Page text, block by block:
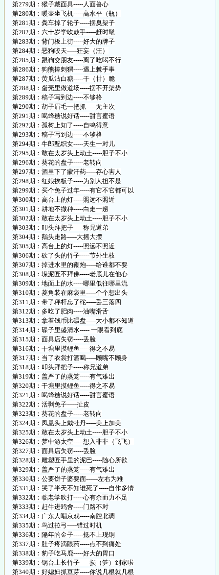
第279期：猴子戴面具-----人面兽心
第280期：暖壶坐飞机-----高水平（瓶）
第281期：粪车掉了轮子-----摆臭架子
第282期：六十岁学吹鼓手-----赶时髦
第283期：背门板上街-----好大的牌子
第284期：恶狗咬天-----狂妄（汪）
第285期：跟狗交朋友-----离了吃喝不行
第286期：狗熊捧刺猬-----遇上棘手事
第287期：黄瓜沾白糖-----干（甘）脆
第288期：蛋壳里做道场-----摆不开架势
第289期：稿子写到边-----不够格
第290期：胡子眉毛一把抓-----无主次
第291期：喝蜂糖说好话-----甜言蜜语
第292期：孤树上知了-----自鸣得意
第293期：稿子写到边-----不够格
第294期：牛郎配织女-----天生一对儿
第295期：敢在太岁头上动土-----胆子不小
第296期：葵花的盘子-----老转向
第297期：酒里下了蒙汗药-----存心害人
第298期：红娘挨板子-----为别人担不是
第299期：买个兔子过年-----有它不它都可以
第300期：高台上的灯-----照远不照近
第301期：耕地不撒种-----白走一趟
第302期：敢在太岁头上动土-----胆子不小
第303期：叩头拜把子-----称兄道弟
第304期：鹅头走路-----大摇大摆
第305期：高台上的灯-----照远不照近
第306期：砍了头的竹子-----节外生枝
第307期：掉进水里的鞭炮-----给谁都不要
第308期：垛泥匠不拜佛-----老底儿在他心
第309期：地面上的水-----哪里低往哪里流
第310期：菱角装在麻袋里-----个个想出头
第311期：带了秤杆忘了砣-----丢三落四
第312期：多吃了肥肉-----油嘴滑舌
第313期：拿着钱币比碾盘-----大小都不知道
第314期：碟子里盛清水----- 一眼看到底
第315期：面具店失窃-----丢脸
第316期：干塘里摸鲤鱼-----得之不易
第317期：当了衣裳打酒喝-----顾嘴不顾身
第318期：叩头拜把子-----称兄道弟
第319期：盖严了的蒸笼-----有气难出
第320期：干塘里摸鲤鱼-----得之不易
第321期：喝蜂糖说好话-----甜言蜜语
第322期：活剥兔子-----扯皮
第323期：葵花的盘子-----老转向
第324期：凤凰头上戴牡丹-----美上加美
第325期：敢在太岁头上动土-----胆子不小
第326期：梦中游太空-----想入非非（飞飞）
第327期：面具店失窃-----丢脸
第328期：雕塑匠手里的泥巴-----随心所欲
第329期：盖严了的蒸笼-----有气难出
第330期：公要饼子婆要面------左右为难
第331期：哭了半天不知谁死了-----自作多情
第332期：临老学吹打-----心有余而力不足
第333期：赶牛进鸡舍-----门路不对
第334期：广东人唱京戏-----南腔北调
第335期：鸟过拉弓-----错过时机
第336期：隔年的金子-----抵不上现铜
第337期：肚子疼滴眼药-----点不到痛处
第338期：豹子吃马鹿-----好大的胃口
第339期：锅台上长竹子-----损（笋）到家啦
第340期：好媳妇抓豆芽-----你说几根就几根